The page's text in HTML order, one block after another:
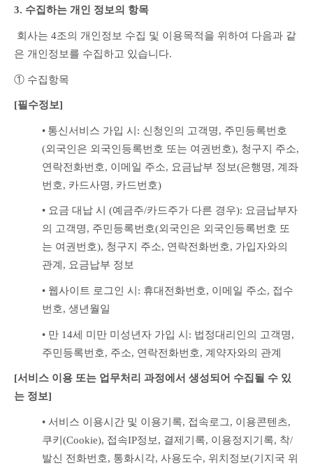
3. 수집하는 개인 정보의 항목
은 개인정보를 수집하고 있습니다.
① 수집항목
[필수정보]
• 통신서비스 가입 시: 신청인의 고객명, 주민등록번호
(외국인은 외국인등록번호 또는 여권번호), 청구지 주소,
연락전화번호, 이메일 주소, 요금납부 정보(은행명, 계좌
번호, 카드사명, 카드번호)
• 요금 대납 시 (예금주/카드주가 다른 경우): 요금납부자
의 고객명, 주민등록번호(외국인은 외국인등록번호 또
는 여권번호), 청구지 주소, 연락전화번호, 가입자와의
관계, 요금납부 정보
• 웹사이트 로그인 시: 휴대전화번호, 이메일 주소, 접수
번호, 생년월일
• 만 14세 미만 미성년자 가입 시: 법정대리인의 고객명,
주민등록번호, 주소, 연락전화번호, 계약자와의 관계
[서비스 이용 또는 업무처리 과정에서 생성되어 수집될 수 있
는 정보]
• 서비스 이용시간 및 이용기록, 접속로그, 이용콘텐츠,
쿠키(Cookie), 접속IP정보, 결제기록, 이용정지기록, 착/
발신 전화번호, 통화시각, 사용도수, 위치정보(기지국 위